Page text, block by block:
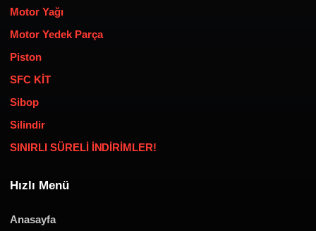
Motor Yağı
Motor Yedek Parça
Piston
SFC KİT
Sibop
Silindir
SINIRLI SÜRELİ İNDİRİMLER!
Hızlı Menü
Anasayfa